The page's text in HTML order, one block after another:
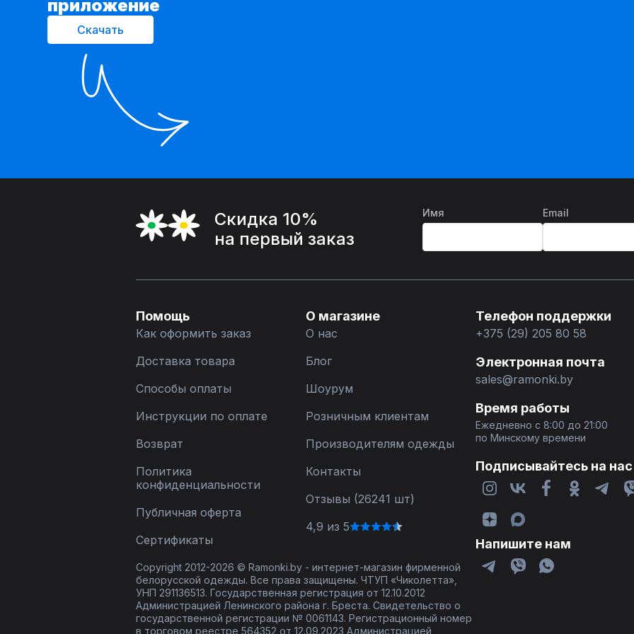
приложение
Скачать
Скидка 10%
на первый заказ
Имя Email
Помощь
Как оформить заказ
Доставка товара
Способы оплаты
Инструкции по оплате
Возврат
Политика
конфиденциальности
Публичная оферта
Сертификаты
О магазине
О нас
Блог
Шоурум
Розничным клиентам
Производителям одежды
Контакты
Отзывы (26241 шт)
4,9 из 5
Телефон поддержки
+375 (29) 205 80 58
Электронная почта
sales@ramonki.by
Время работы
Ежедневно с 8:00 до 21:00
по Минскому времени
Подписывайтесь на нас
Напишите нам
Copyright 2012-2026 © Ramonki.by - интернет-магазин фирменной
белорусской одежды. Все права защищены. ЧТУП «Чиколетта»,
УНП 291136513. Государственная регистрация от 12.10.2012
Администрацией Ленинского района г. Бреста. Свидетельство о
государственной регистрации № 0061143. Регистрационный номер
в торговом реестре 564352 от 12.09.2023 Администрацией